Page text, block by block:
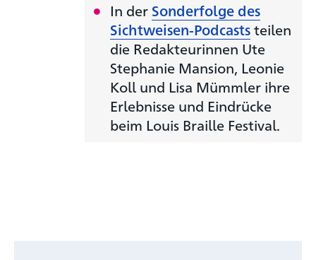
In der Sonderfolge des
Sichtweisen-Podcaststeilen
die Redakteurinnen Ute
Stephanie Mansion, Leonie
Koll und Lisa Mümmler ihre
Erlebnisse und Eindrücke
beim Louis Braille Festival.